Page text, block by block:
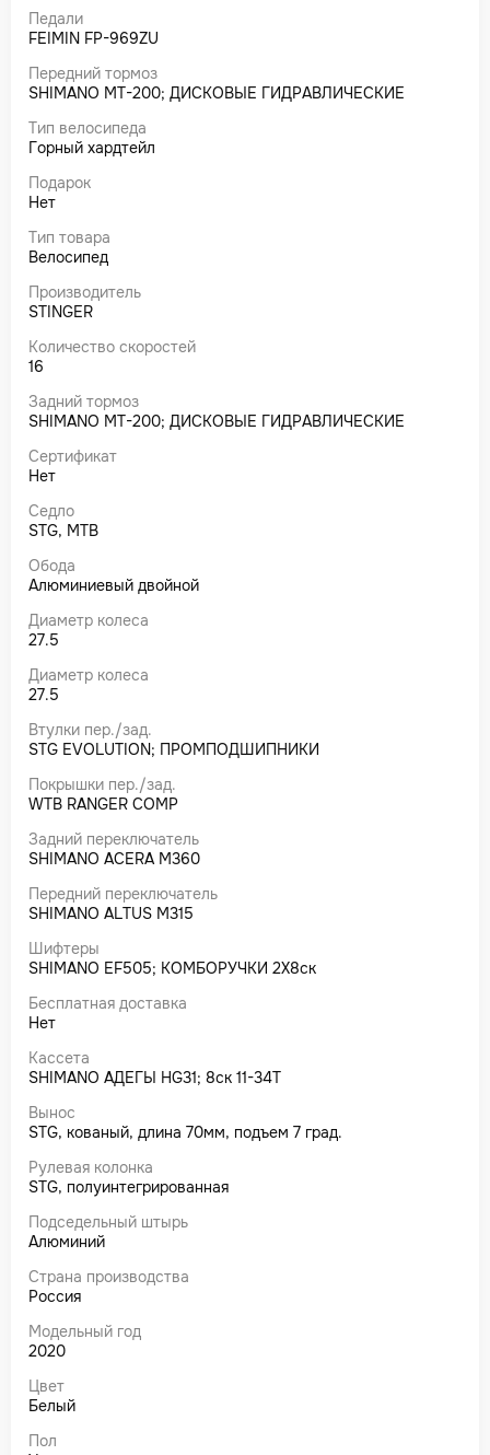
Педали
FEIMIN FP-969ZU
Передний тормоз
SHIMANO MT-200; ДИСКОВЫЕ ГИДРАВЛИЧЕСКИЕ
Тип велосипеда
Горный хардтейл
Подарок
Нет
Тип товара
Велосипед
Производитель
STINGER
Количество скоростей
16
Задний тормоз
SHIMANO MT-200; ДИСКОВЫЕ ГИДРАВЛИЧЕСКИЕ
Сертификат
Нет
Седло
STG, MTB
Обода
Алюминиевый двойной
Диаметр колеса
27.5
Диаметр колеса
27.5
Втулки пер./зад.
STG EVOLUTION; ПРОМПОДШИПНИКИ
Покрышки пер./зад.
WTB RANGER COMP
Задний переключатель
SHIMANO ACERA M360
Передний переключатель
SHIMANO ALTUS M315
Шифтеры
SHIMANO EF505; КОМБОРУЧКИ 2X8ск
Бесплатная доставка
Нет
Кассета
SHIMANO AДЕГЫ HG31; 8ск 11-34T
Вынос
STG, кованый, длина 70мм, подъем 7 град.
Рулевая колонка
STG, полуинтегрированная
Подседельный штырь
Алюминий
Страна производства
Россия
Модельный год
2020
Цвет
Белый
Пол